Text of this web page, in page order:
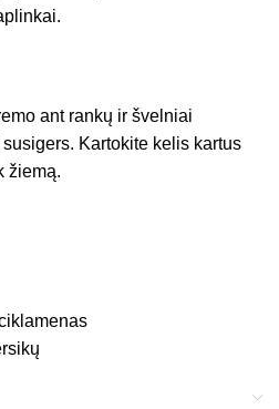
ant rankų ir švelniai
Kartokite kelis kartus
žiemą.